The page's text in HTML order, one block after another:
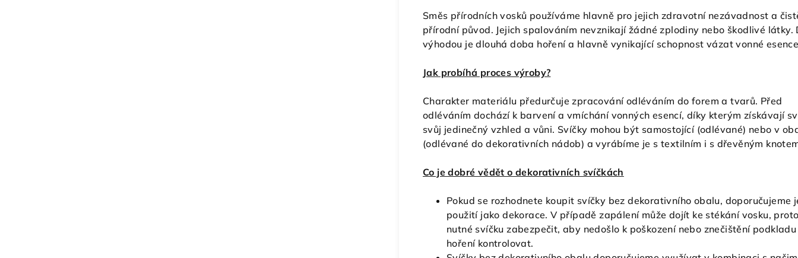
Směs přírodních vosků používáme hlavně pro jejich zdravotní nezávadnost a
přírodní původ. Jejich spalováním nevznikají žádné zplodiny nebo škodlivé látky.
výhodou je dlouhá doba hoření a hlavně vynikající schopnost vázat vonné
Jak probíhá proces výroby?
Charakter materiálu předurčuje zpracování odléváním do forem a tvarů. Před
odléváním dochází k barvení a vmíchání vonných esencí, díky kterým získávají
svůj jedinečný vzhled a vůni. Svíčky mohou být samostojící (odlévané) nebo v
(odlévané do dekorativních nádob) a vyrábíme je s textilním i s dřevěným
Co je dobré vědět o dekorativních svíčkách
Pokud se rozhodnete koupit svíčky bez dekorativního obalu, doporučujeme
použití jako dekorace. V případě zapálení může dojít ke stékání vosku,
nutné svíčku zabezpečit, aby nedošlo k poškození nebo znečištění
hoření kontrolovat.